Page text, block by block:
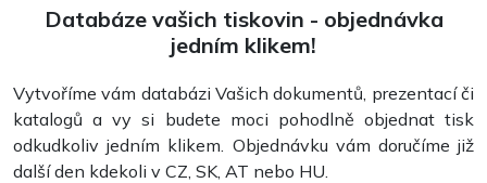
Databáze vašich tiskovin - objednávka
jedním klikem!
Vytvoříme vám databázi Vašich dokumentů, prezentací či
katalogů a vy si budete moci pohodlně objednat tisk
odkudkoliv jedním klikem. Objednávku vám doručíme již
další den kdekoli v CZ, SK, AT nebo HU.